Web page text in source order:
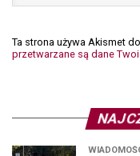
Ta strona używa Akismet
przetwarzane są dane